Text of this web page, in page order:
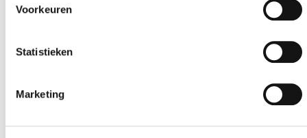
Voorkeuren
Statistieken
Marketing
Soumettre